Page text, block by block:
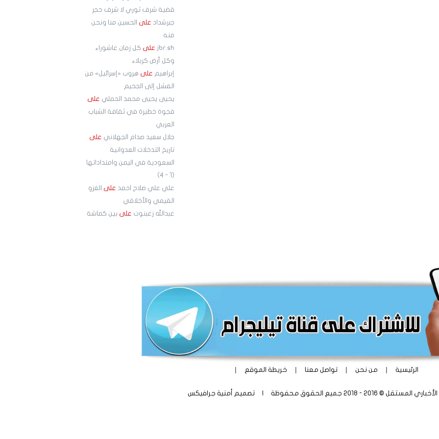
قضية شرف ثوري لا شرف حجر
جبرشداد على
الحسين منا ونحن
منه
jbr.sh على كل زمان عاشوراء
وكل أرض كربلاء
إبراهيم على هروب «إسرائيل» من
الفشل إلى الجحيم
يحيى يحيى محمد الحملي على
فجوة خطيرة في ثقافة الشباب
العربي
جلال سعيد صدام الجهلاني على
تاريخ التدخلات العدوانية
السعودية في اليمن وامتداداتها
(1 - 4)
علي علي صلاح احمد على
الغزو
القيمي والأخلاقي
عبدالله زعبنوت على بين كماشة
الرئيسية | من نحن | تواصل معنا | خريطة الموقع |
© 2016 - 2018 جميع الحقوق محفوظة | تصميم أمنية جرافيكس